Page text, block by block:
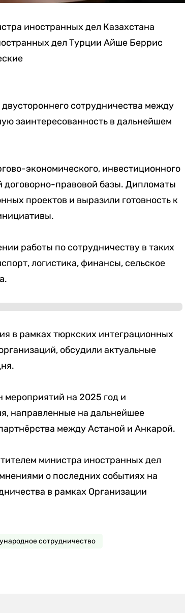
иностранных дел Казахстана
дел Турции Айше Беррис
сотрудничества между
заинтересованность в дальнейшем
экономического, инвестиционного
договорно-правовой базы. Дипломаты
проектов и выразили готовность к
работы по сотрудничеству в таких
логистика, финансы, сельское
в рамках тюркских интеграционных
обсудили актуальные
мероприятий на 2025 год и
направленные на дальнейшее
между Астаной и Анкарой.
министра иностранных дел
о последних событиях на
в рамках Организации
сотрудничество